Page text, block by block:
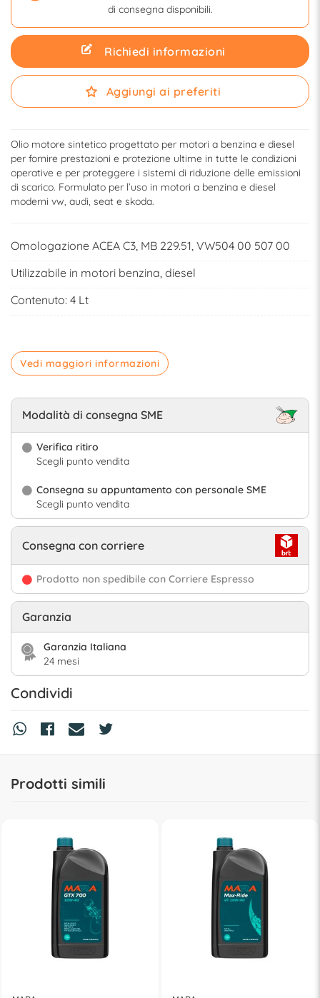
di consegna disponibili.
Richiedi informazioni
Aggiungi ai preferiti
Olio motore sintetico progettato per motori a benzina e diesel
per fornire prestazioni e protezione ultime in tutte le condizioni
operative e per proteggere i sistemi di riduzione delle emissioni
di scarico. Formulato per l’uso in motori a benzina e diesel
moderni vw, audi, seat e skoda.
Omologazione ACEA C3, MB 229.51, VW504 00 507 00
Utilizzabile in motori benzina, diesel
Contenuto: 4 Lt
Vedi maggiori informazioni
Modalità di consegna SME
Verifica ritiro
Scegli punto vendita
Consegna su appuntamento con personale SME
Scegli punto vendita
Consegna con corriere
Prodotto non spedibile con Corriere Espresso
Garanzia
Garanzia Italiana
24 mesi
Condividi
Prodotti simili